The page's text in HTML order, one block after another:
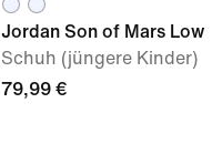
Jordan Son of Mars Low
Schuh (jüngere Kinder)
79,99 €